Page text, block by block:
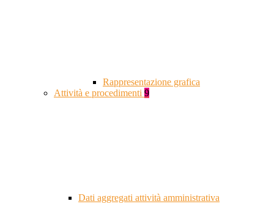
Rappresentazione grafica
Attività e procedimenti 9
Dati aggregati attività amministrativa